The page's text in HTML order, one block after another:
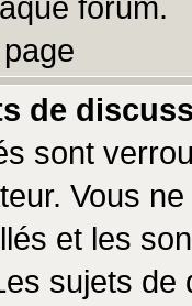
forum.
de
sont
Vous
et les
sujets